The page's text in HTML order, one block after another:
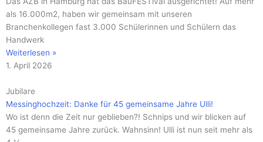
als 16.000m2, haben wir gemeinsam mit unseren
Branchenkollegen fast 3.000 Schülerinnen und Schülern das
Handwerk
Weiterlesen »
1. April 2026
Jubilare
Messinghochzeit: Danke für 45 gemeinsame Jahre Ulli!
Wo ist denn die Zeit nur geblieben?! Schnips und wir blicken auf
45 gemeinsame Jahre zurück. Wahnsinn! Ulli ist nun seit mehr als